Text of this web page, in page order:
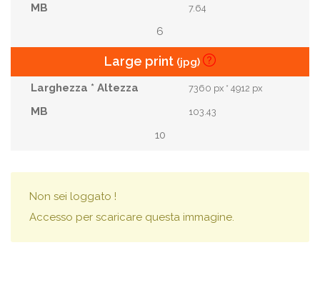
7.64
6
Large print (jpg)
7360 px * 4912 px
103.43
10
Non sei loggato !
Accesso per scaricare questa immagine.